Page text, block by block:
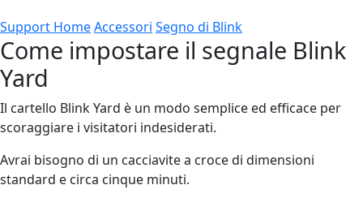
Support HomeAccessori Segno di Blink
Come impostare il segnale Blink
Yard
Il cartello Blink Yard è un modo semplice ed efficace per
scoraggiare i visitatori indesiderati.
Avrai bisogno di un cacciavite a croce di dimensioni
standard e circa cinque minuti.